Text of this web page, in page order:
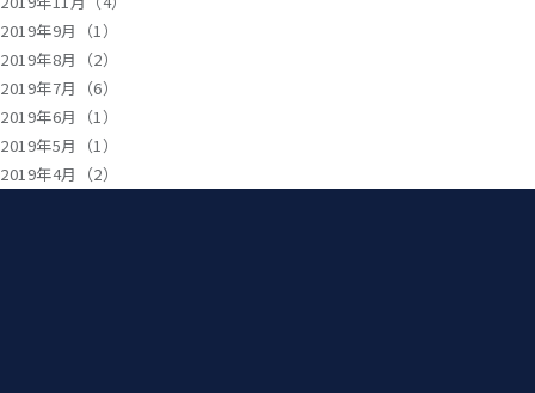
2019年9月（1）
2019年8月（2）
2019年7月（6）
2019年6月（1）
2019年5月（1）
2019年4月（2）